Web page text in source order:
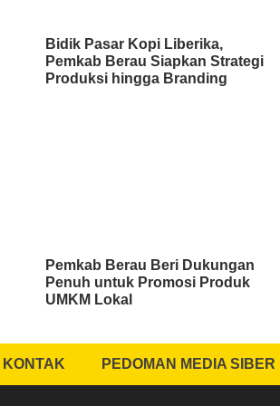
Bidik Pasar Kopi Liberika,
Pemkab Berau Siapkan Strategi
Produksi hingga Branding
Pemkab Berau Beri Dukungan
Penuh untuk Promosi Produk
UMKM Lokal
KONTAK PEDOMAN MEDIA SIBER